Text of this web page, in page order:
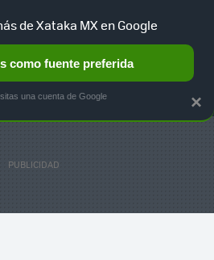
HOME AUTO TERRITORIO
×
de Xataka MX en Google
como fuente preferida
una cuenta de Google